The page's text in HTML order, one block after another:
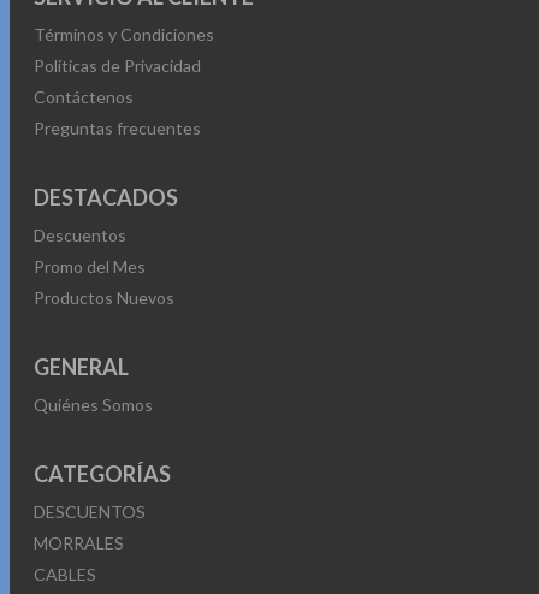
Términos y Condiciones
Políticas de Privacidad
Contáctenos
Preguntas frecuentes
DESTACADOS
Descuentos
Promo del Mes
Productos Nuevos
GENERAL
Quiénes Somos
CATEGORÍAS
DESCUENTOS
MORRALES
CABLES